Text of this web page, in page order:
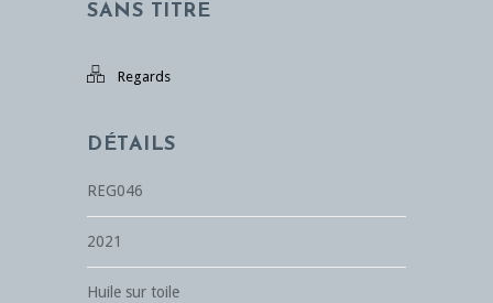
SANS TITRE
Regards
DÉTAILS
REG046
2021
Huile sur toile